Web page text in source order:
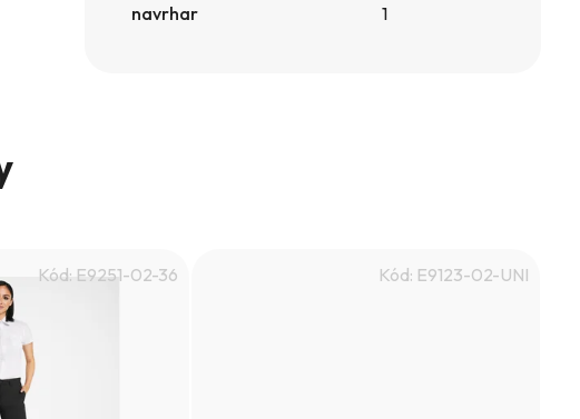
navrhar
1
Kód: E9251-02-36 Kód: E9123-02-UNI